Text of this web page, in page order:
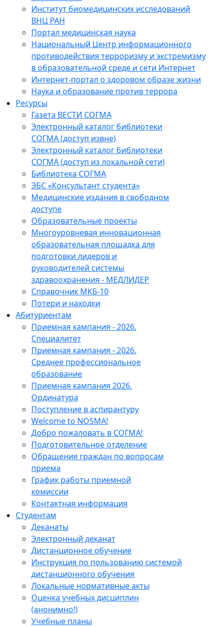
Институт биомедицинских исследований
ВНЦ РАН
Портал медицинская наука
Национальный Центр информационного
противодействия терроризму и экстремизму
в образовательной среде и сети Интернет
Интернет-портал о здоровом образе жизни
Наука и образование против террора
Ресурсы
Газета ВЕСТИ СОГМА
Электронный каталог библиотеки
СОГМА (доступ извне)
Электронный каталог библиотеки
СОГМА (доступ из локальной сети)
Библиотека СОГМА
ЭБС «Консультант студента»
Медицинские издания в свободном
доступе
Образовательные проекты
Многоуровневая инновационная
образовательная площадка для
подготовки лидеров и
руководителей системы
здравоохранения - МЕДЛИДЕР
Справочник МКБ-10
Потери и находки
Абитуриентам
Приемная кампания - 2026.
Специалитет
Приемная кампания - 2026.
Среднее профессиональное
образование
Приемная кампания 2026.
Ординатура
Поступление в аспирантуру
Welcome to NOSMA!
Добро пожаловать в СОГМА!
Подготовительное отделение
Обращения граждан по вопросам
приема
График работы приемной
комиссии
Контактная информация
Студентам
Деканаты
Электронный деканат
Дистанционное обучение
Инструкция по пользованию системой
дистанционного обучения
Локальные нормативные акты
Оценка учебных дисциплин
(анонимно!)
Учебные планы